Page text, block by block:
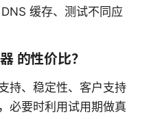
缓存、测试不同应
的性价比？
持、稳定性、客户支持
必要时利用试用期做真